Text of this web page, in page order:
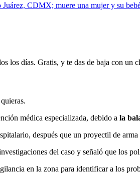
CDMX; muere una mujer y su
los días. Gratis, y te das de baja con un
médica especializada, debido a la
después que un proyectil de
del caso y señaló que los
en la zona para identificar a los